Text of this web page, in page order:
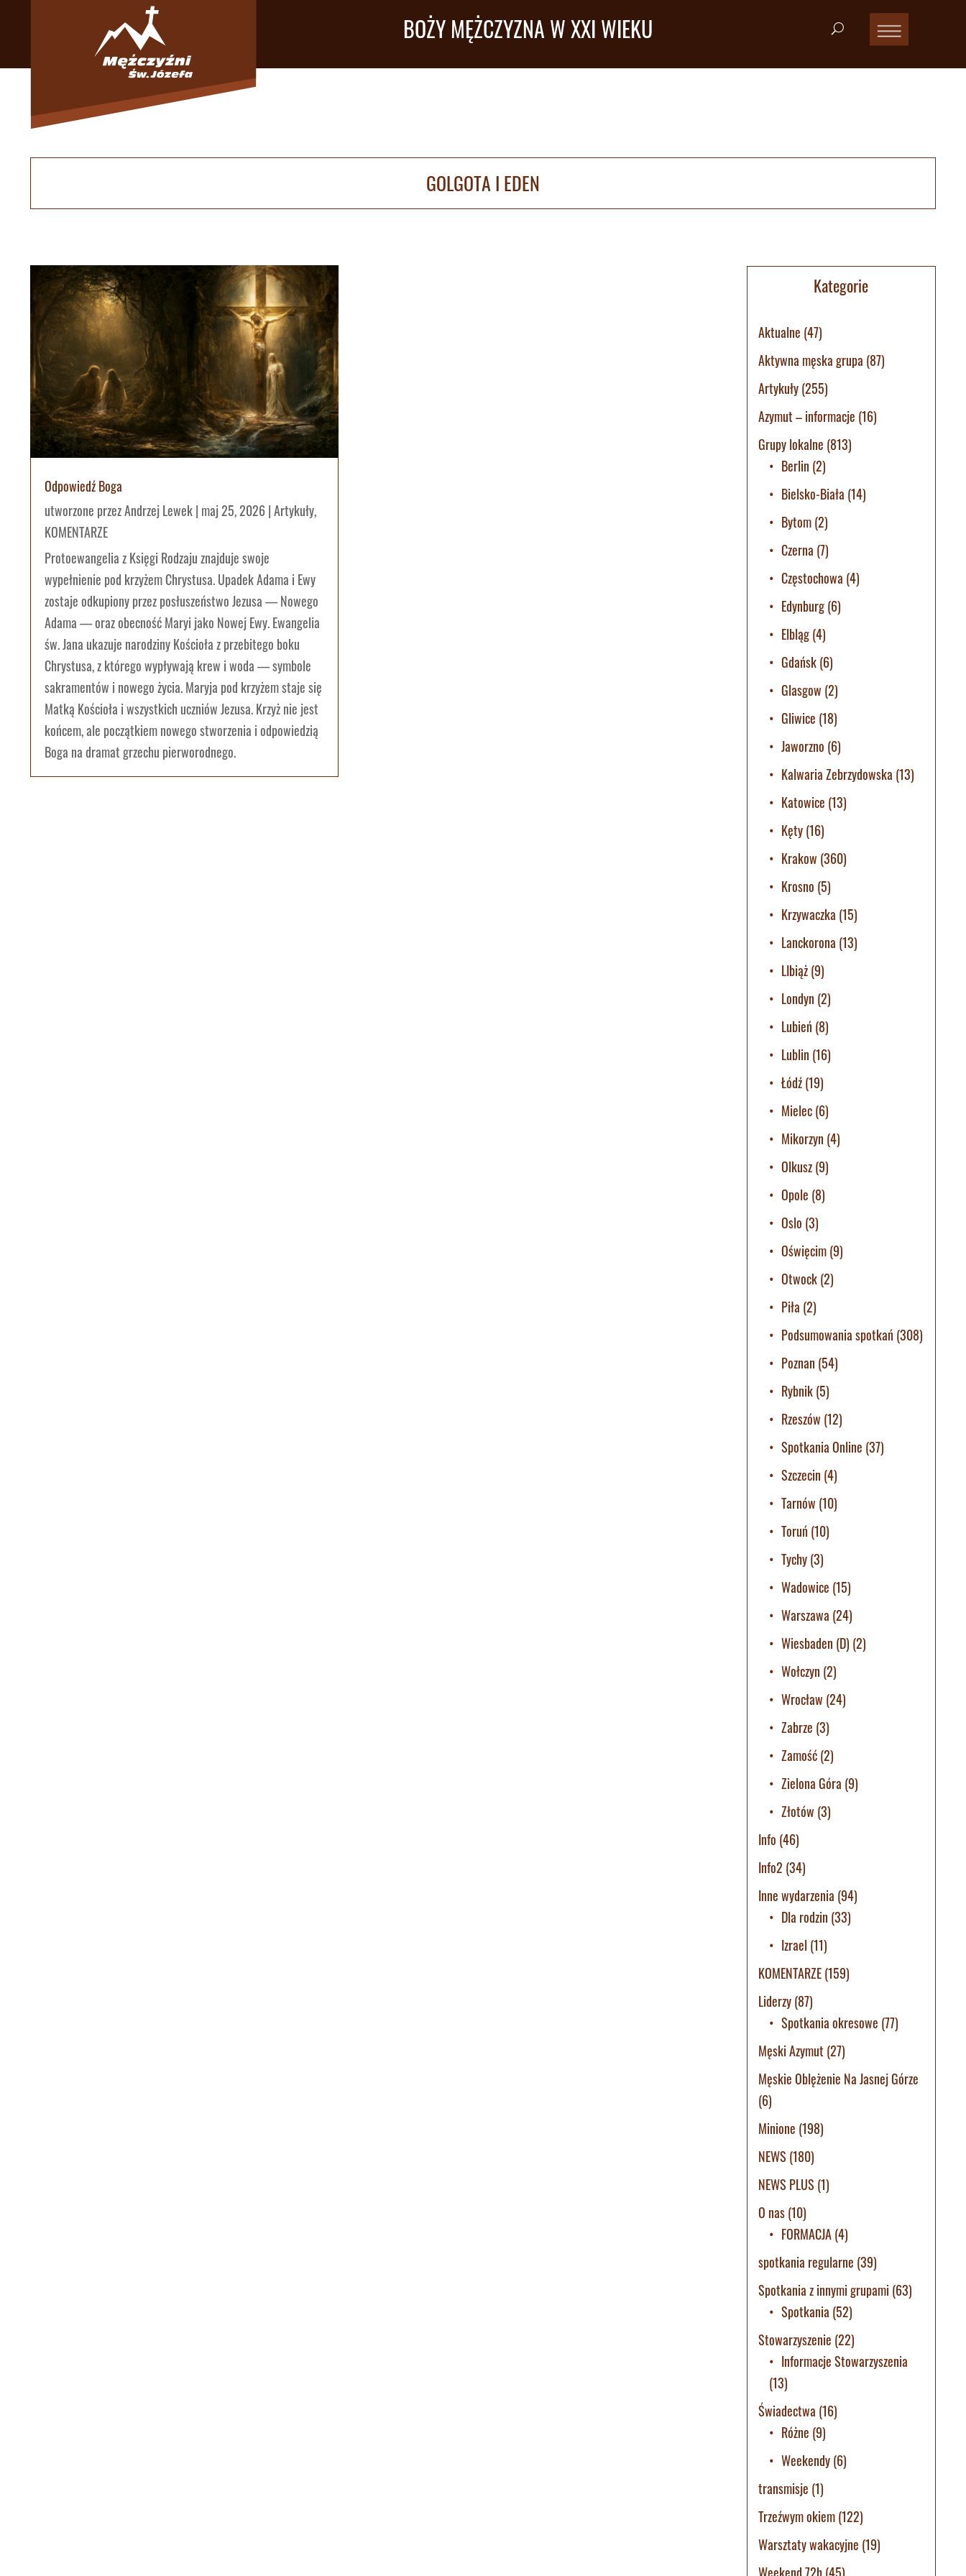
BOŻY MĘŻCZYZNA W XXI WIEKU
GOLGOTA I EDEN
Odpowiedź Boga
utworzone przezAndrzej Lewek| maj 25, 2026|Artykuły,
KOMENTARZE
Protoewangelia z Księgi Rodzaju znajduje swoje
wypełnienie pod krzyżem Chrystusa. Upadek Adama i Ewy
zostaje odkupiony przez posłuszeństwo Jezusa — Nowego
Adama — oraz obecność Maryi jako Nowej Ewy. Ewangelia
św. Jana ukazuje narodziny Kościoła z przebitego boku
Chrystusa, z którego wypływają krew i woda — symbole
sakramentów i nowego życia. Maryja pod krzyżem staje się
Matką Kościoła i wszystkich uczniów Jezusa. Krzyż nie jest
końcem, ale początkiem nowego stworzenia i odpowiedzią
Boga na dramat grzechu pierworodnego.
Kategorie
Aktualne (47)
Aktywna męska grupa (87)
Artykuły(255)
Azymut – informacje (16)
Grupy lokalne (813)
Berlin (2)
Bielsko-Biała (14)
Bytom(2)
Czerna (7)
Częstochowa (4)
Edynburg(6)
Elbląg(4)
Gdańsk(6)
Glasgow (2)
Gliwice (18)
Jaworzno (6)
Kalwaria Zebrzydowska (13)
Katowice (13)
Kęty(16)
Krakow (360)
Krosno (5)
Krzywaczka (15)
Lanckorona (13)
LIbiąż(9)
Londyn (2)
Lubień (8)
Lublin (16)
Łódź(19)
Mielec(6)
Mikorzyn (4)
Olkusz(9)
Opole (8)
Oslo (3)
Oświęcim(9)
Otwock(2)
Piła (2)
Podsumowania spotkań (308)
Poznan (54)
Rybnik(5)
Rzeszów (12)
Spotkania Online (37)
Szczecin (4)
Tarnów (10)
Toruń (10)
Tychy(3)
Wadowice (15)
Warszawa (24)
Wiesbaden (D) (2)
Wołczyn (2)
Wrocław (24)
Zabrze (3)
Zamość(2)
Zielona Góra (9)
Złotów (3)
Info (46)
Info2 (34)
Inne wydarzenia (94)
Dla rodzin (33)
Izrael (11)
KOMENTARZE(159)
Liderzy(87)
Spotkania okresowe (77)
Męski Azymut (27)
Męskie Oblężenie Na Jasnej Górze
(6)
Minione (198)
NEWS (180)
NEWS PLUS (1)
O nas(10)
FORMACJA(4)
spotkania regularne (39)
Spotkania z innymi grupami (63)
Spotkania (52)
Stowarzyszenie (22)
Informacje Stowarzyszenia
(13)
Świadectwa (16)
Różne (9)
Weekendy(6)
transmisje (1)
Trzeźwym okiem(122)
Warsztaty wakacyjne (19)
Weekend 72h(45)